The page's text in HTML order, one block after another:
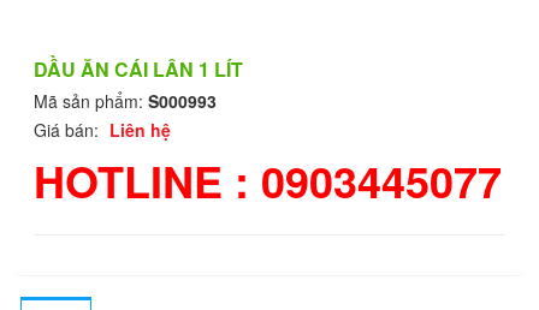
DẦU ĂN CÁI LÂN 1 LÍT
Mã sản phẩm: S000993
Giá bán: Liên hệ
HOTLINE : 0903445077